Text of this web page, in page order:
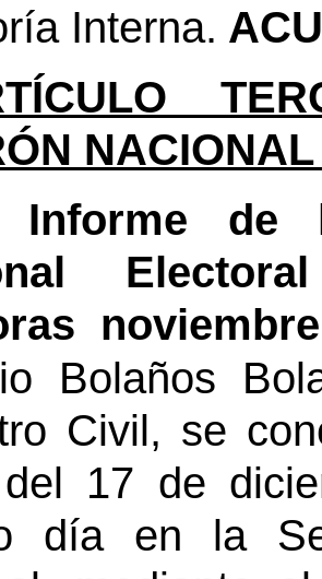
Interna.
Informe de
Bolaños
Civil, se
17 de
día en la